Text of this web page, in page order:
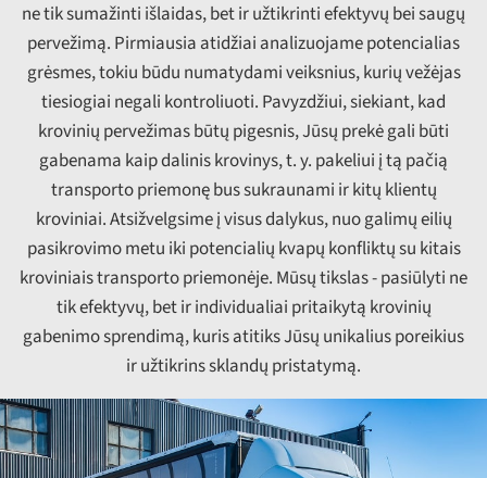
ne tik sumažinti išlaidas, bet ir užtikrinti efektyvų bei saugų
pervežimą. Pirmiausia atidžiai analizuojame potencialias
grėsmes, tokiu būdu numatydami veiksnius, kurių vežėjas
tiesiogiai negali kontroliuoti. Pavyzdžiui, siekiant, kad
krovinių pervežimas būtų pigesnis, Jūsų prekė gali būti
gabenama kaip dalinis krovinys, t. y. pakeliui į tą pačią
transporto priemonę bus sukraunami ir kitų klientų
kroviniai. Atsižvelgsime į visus dalykus, nuo galimų eilių
pasikrovimo metu iki potencialių kvapų konfliktų su kitais
kroviniais transporto priemonėje. Mūsų tikslas - pasiūlyti ne
tik efektyvų, bet ir individualiai pritaikytą krovinių
gabenimo sprendimą, kuris atitiks Jūsų unikalius poreikius
ir užtikrins sklandų pristatymą.